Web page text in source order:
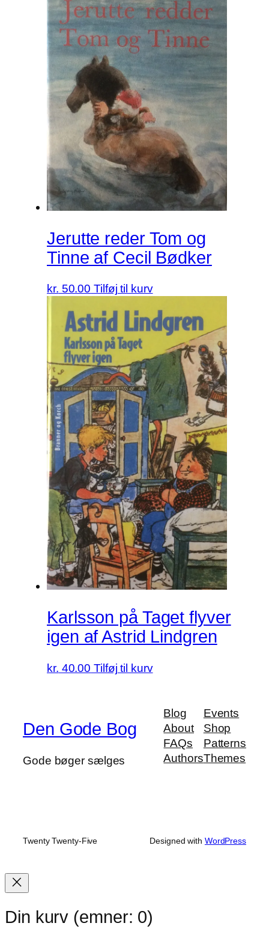
Jerutte reder Tom og
Tinne af Cecil Bødker
kr. 50.00 Tilføj til kurv
Karlsson på Taget flyver
igen af Astrid Lindgren
kr. 40.00 Tilføj til kurv
Den Gode Bog
Gode bøger sælges
Blog
About
FAQs
Authors
Events
Shop
Patterns
Themes
Twenty Twenty-Five Designed with WordPress
Din kurv (emner: 0)